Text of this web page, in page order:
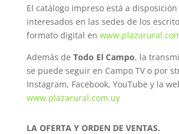
El catálogo impreso está a
interesados en las sedes de los
formato digital en
Además de Todo El Campo, la
se puede seguir en Campo TV o por
Instagram, Facebook, YouTube y la
www.plazarural.com.uy
LA OFERTA Y ORDEN DE VENTAS.